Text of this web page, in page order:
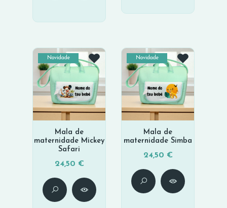
Novidade
Mala de
maternidade Mickey
Safari
24,50 €
Novidade
Mala de
maternidade Simba
24,50 €